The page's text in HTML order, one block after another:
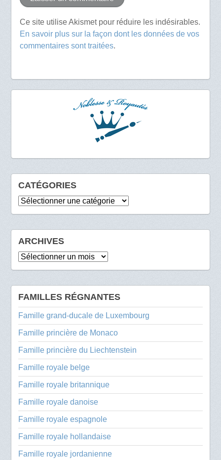
Ce site utilise Akismet pour réduire les indésirables.
En savoir plus sur la façon dont les données de vos
commentaires sont traitées.
CATÉGORIES
Catégories
ARCHIVES
Archives
FAMILLES RÉGNANTES
Famille grand-ducale de Luxembourg
Famille princière de Monaco
Famille princière du Liechtenstein
Famille royale belge
Famille royale britannique
Famille royale danoise
Famille royale espagnole
Famille royale hollandaise
Famille royale jordanienne